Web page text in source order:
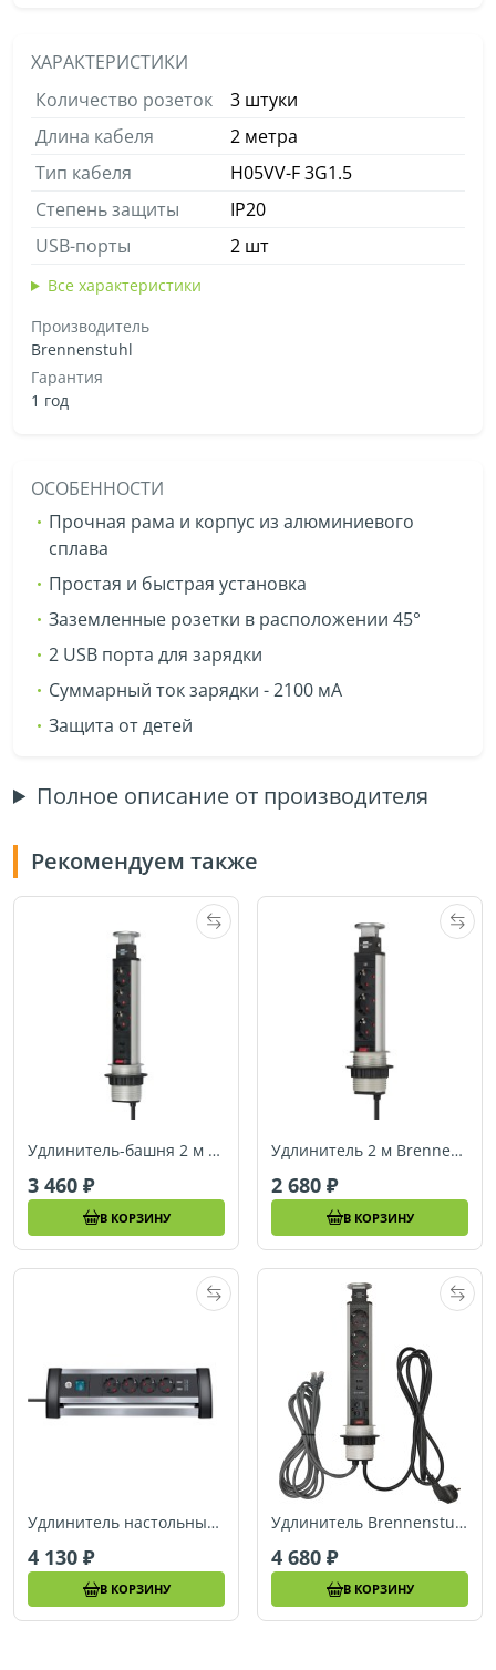
ХАРАКТЕРИСТИКИ
Количество розеток
3 штуки
Длина кабеля
2 метра
Тип кабеля
H05VV-F 3G1.5
Степень защиты
IP20
USB-порты
2 шт
Все характеристики
Производитель
Brennenstuhl
Гарантия
1 год
ОСОБЕННОСТИ
Прочная рама и корпус из алюминиевого
сплава
Простая и быстрая установка
Заземленные розетки в расположении 45°
2 USB порта для зарядки
Суммарный ток зарядки - 2100 мА
Защита от детей
Полное описание от производителя
Рекомендуем также
Удлинитель-башня 2 м Brennenstuhl ALU-Tischstedo (1396200013)
3 460
В КОРЗИНУ
Удлинитель 2 м Brennenstuhl Tower Power, черный (1396200003)
2 680
В КОРЗИНУ
Удлинитель настольный 1,8 м Brennenstuhl Alu-Office-Line, 4 розетки, 2 USB (1394000534)
4 130
В КОРЗИНУ
Удлинитель Brennenstuhl Tower Power, 2 м., 3 роз., 2 USB, IP20 (1396200023)
4 680
В КОРЗИНУ